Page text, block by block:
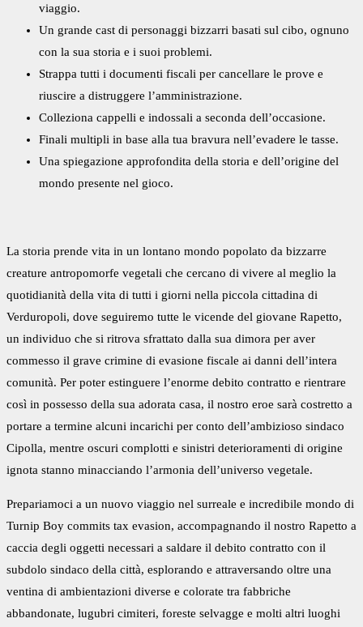
viaggio.
Un grande cast di personaggi bizzarri basati sul cibo, ognuno
con la sua storia e i suoi problemi.
Strappa tutti i documenti fiscali per cancellare le prove e
riuscire a distruggere l’amministrazione.
Colleziona cappelli e indossali a seconda dell’occasione.
Finali multipli in base alla tua bravura nell’evadere le tasse.
Una spiegazione approfondita della storia e dell’origine del
mondo presente nel gioco.
La storia prende vita in un lontano mondo popolato da bizzarre
creature antropomorfe vegetali che cercano di vivere al meglio la
quotidianità della vita di tutti i giorni nella piccola cittadina di
Verduropoli, dove seguiremo tutte le vicende del giovane Rapetto,
un individuo che si ritrova sfrattato dalla sua dimora per aver
commesso il grave crimine di evasione fiscale ai danni dell’intera
comunità. Per poter estinguere l’enorme debito contratto e rientrare
così in possesso della sua adorata casa, il nostro eroe sarà costretto a
portare a termine alcuni incarichi per conto dell’ambizioso sindaco
Cipolla, mentre oscuri complotti e sinistri deterioramenti di origine
ignota stanno minacciando l’armonia dell’universo vegetale.
Prepariamoci a un nuovo viaggio nel surreale e incredibile mondo di
Turnip Boy commits tax evasion, accompagnando il nostro Rapetto a
caccia degli oggetti necessari a saldare il debito contratto con il
subdolo sindaco della città, esplorando e attraversando oltre una
ventina di ambientazioni diverse e colorate tra fabbriche
abbandonate, lugubri cimiteri, foreste selvagge e molti altri luoghi